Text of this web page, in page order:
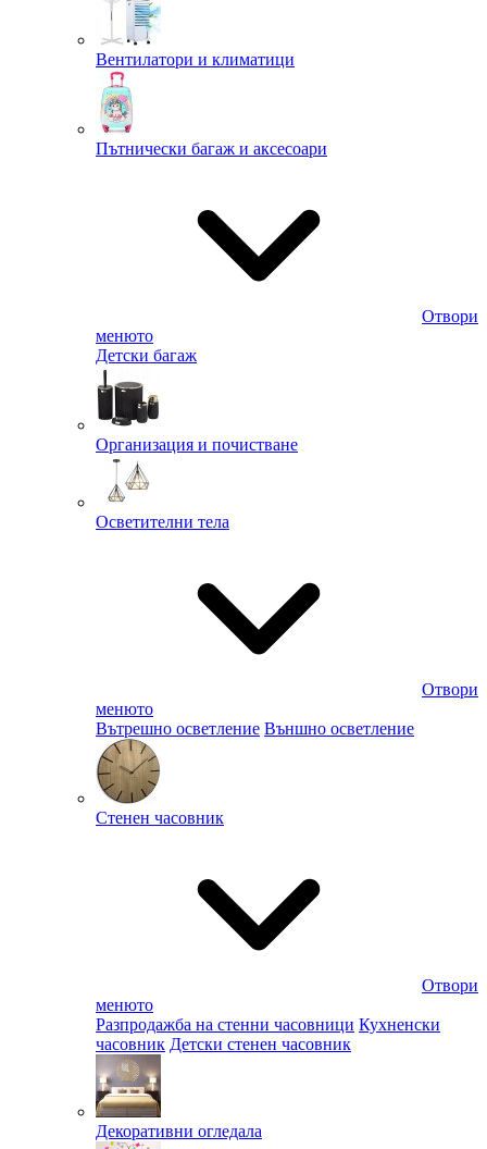
Вентилатори и климатици
Пътнически багаж и аксесоари
Отвори
менюто
Детски багаж
Организация и почистване
Осветителни тела
Отвори
менюто
Вътрешно осветление Външно осветление
Стенен часовник
Отвори
менюто
Разпродажба на стенни часовници Кухненски
часовник Детски стенен часовник
Декоративни огледала